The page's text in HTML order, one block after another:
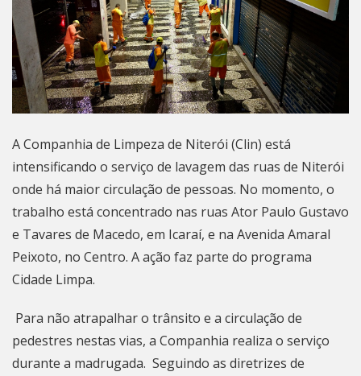
A Companhia de Limpeza de Niterói (Clin) está
intensificando o serviço de lavagem das ruas de Niterói
onde há maior circulação de pessoas. No momento, o
trabalho está concentrado nas ruas Ator Paulo Gustavo
e Tavares de Macedo, em Icaraí, e na Avenida Amaral
Peixoto, no Centro. A ação faz parte do programa
Cidade Limpa.
Para não atrapalhar o trânsito e a circulação de
pedestres nestas vias, a Companhia realiza o serviço
durante a madrugada. Seguindo as diretrizes de